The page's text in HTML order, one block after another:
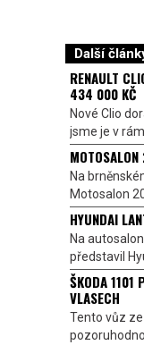
Další
RENAULT
434 000 KČ
Nové Clio
jsme je v
Na
Motosalon
HYUNDAI
Na
představil
ŠKODA 1101
VLASECH
Tento vůz